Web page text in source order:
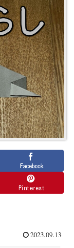
Facebook
Pinterest
2023.09.13